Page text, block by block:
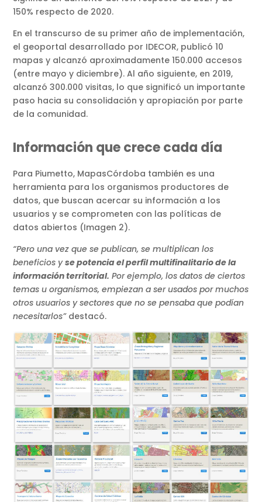
150% respecto de 2020.
En el transcurso de su primer año de implementación,
el geoportal desarrollado por IDECOR, publicó 10
mapas y alcanzó aproximadamente 150.000 accesos
(entre mayo y diciembre). Al año siguiente, en 2019,
alcanzó 300.000 visitas, lo que significó un importante
paso hacia su consolidación y apropiación por parte
de la comunidad.
Información que crece cada día
Para Piumetto, MapasCórdoba también es una
herramienta para los organismos productores de
datos, que buscan acercar su información a los
usuarios y se comprometen con las políticas de
datos abiertos (Imagen 2).
“Pero una vez que se publican, se multiplican los
beneficios yse potencia el perfil multifinalitario de la
información territorial. Por ejemplo, los datos de ciertos
temas u organismos, empiezan a ser usados por muchos
otros usuarios y sectores que no se pensaba que podían
necesitarlos”destacó.